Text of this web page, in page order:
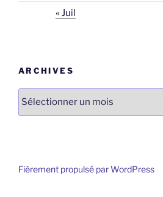
« Juil
ARCHIVES
Archives
Fièrement propulsé par WordPress